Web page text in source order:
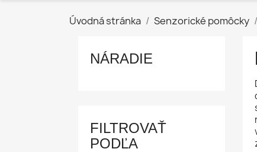
Úvodná stránka Senzorické pomôcky
NÁRADIE
FILTROVAŤ
PODĽA